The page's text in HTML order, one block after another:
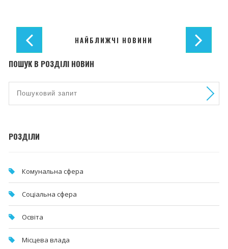
НАЙБЛИЖЧІ НОВИНИ
ПОШУК В РОЗДІЛІ НОВИН
РОЗДІЛИ
Комунальна cфера
Соціальна сфера
Освіта
Місцева влада